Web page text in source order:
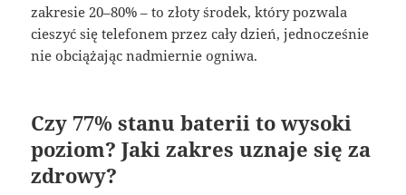
zakresie 20–80% – to złoty środek, który pozwala
cieszyć się telefonem przez cały dzień, jednocześnie
nie obciążając nadmiernie ogniwa.
Czy 77% stanu baterii to wysoki
poziom? Jaki zakres uznaje się za
zdrowy?